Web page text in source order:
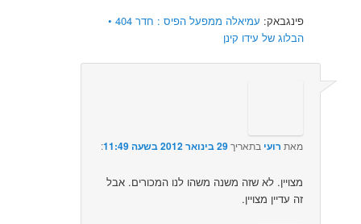
פינגבאק:
עמיאלה ממפעל הפיס : חדר 404 •
הבלוג של עידו קינן
מאת רועי בתאריך29 בינואר 2012 בשעה 11:49 :‏
מצויין. לא שזה משנה משהו לנו המכורים. אבל
זה עדיין מצויין.